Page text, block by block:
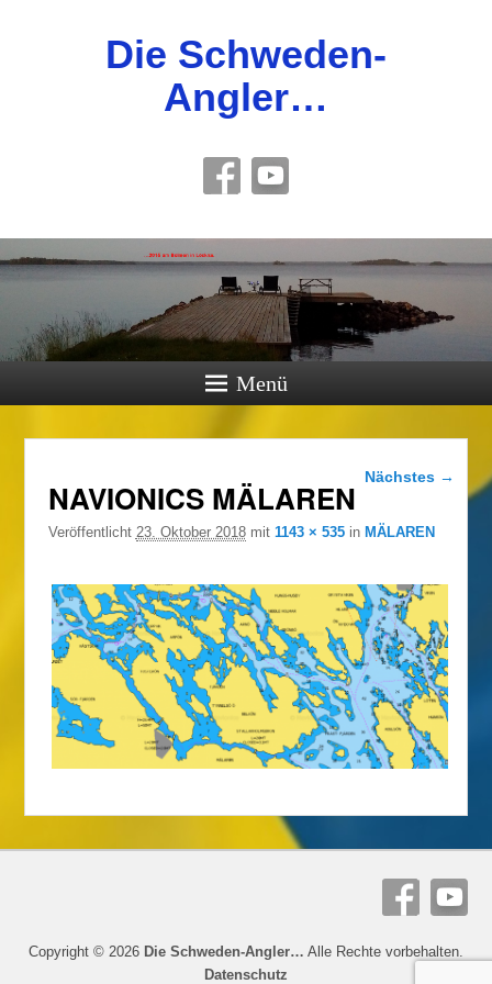
Die Schweden-
Angler…
Menü
Bilder-
Nächstes →
NAVIONICS MÄLAREN
Veröffentlicht 23. Oktober 2018mit 1143 × 535in MÄLAREN
Copyright © 2026 Die Schweden-Angler… Alle Rechte vorbehalten.
Datenschutz